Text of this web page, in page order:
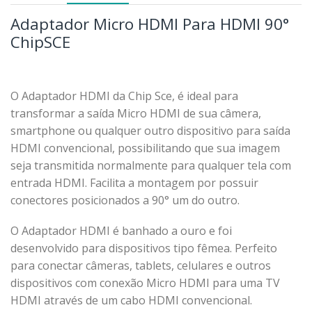
Adaptador Micro HDMI Para HDMI 90°
ChipSCE
O Adaptador HDMI da Chip Sce, é ideal para
transformar a saída Micro HDMI de sua câmera,
smartphone ou qualquer outro dispositivo para saída
HDMI convencional, possibilitando que sua imagem
seja transmitida normalmente para qualquer tela com
entrada HDMI. Facilita a montagem por possuir
conectores posicionados a 90° um do outro.
O Adaptador HDMI é banhado a ouro e foi
desenvolvido para dispositivos tipo fêmea. Perfeito
para conectar câmeras, tablets, celulares e outros
dispositivos com conexão Micro HDMI para uma TV
HDMI através de um cabo HDMI convencional.